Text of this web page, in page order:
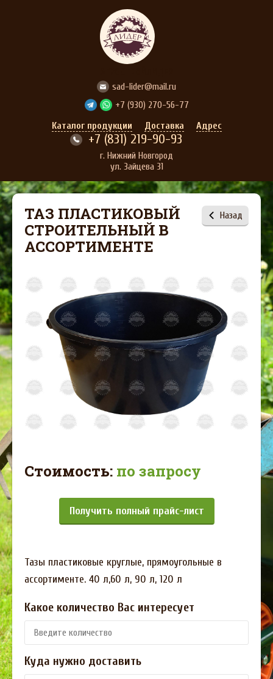
sad-lider@mail.ru
+7 (930) 270-56-77
Каталог продукции
Доставка Адрес
+7 (831) 219-90-93
г. Нижний Новгород
ул. Зайцева 31
ТАЗ ПЛАСТИКОВЫЙ
СТРОИТЕЛЬНЫЙ В
АССОРТИМЕНТЕ
Назад
Стоимость: по запросу
Получить полный прайс-лист
Тазы пластиковые круглые, прямоугольные в
ассортименте. 40 л,60 л, 90 л, 120 л
Какое количество Вас интересует
Куда нужно доставить